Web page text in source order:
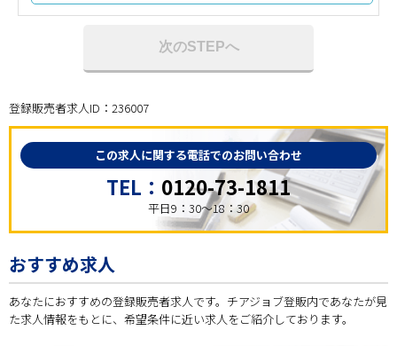
次のSTEPへ
登録販売者求人ID：236007
この求人に関する電話でのお問い合わせ
TEL： 0120-73-1811
平日9：30～18：30
おすすめ求人
あなたにおすすめの登録販売者求人です。チアジョブ登販内であなたが見
た求人情報をもとに、希望条件に近い求人をご紹介しております。